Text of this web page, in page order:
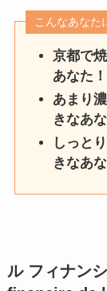
こんなあなた
京都で
あなた！
あまり
きなあな
しっと
きなあな
ル フィナン